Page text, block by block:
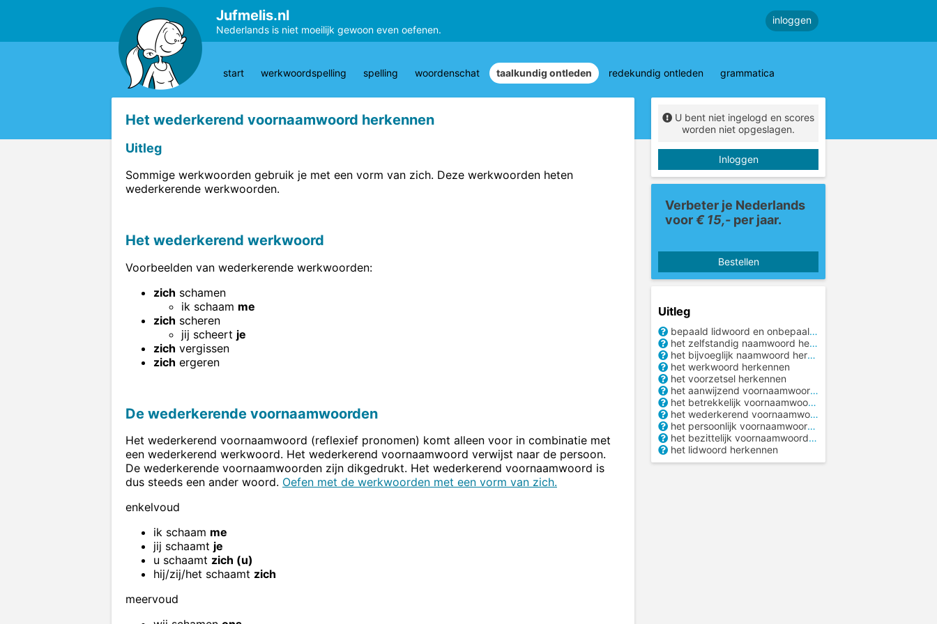
Jufmelis.nl
Nederlands is niet moeilijk gewoon even oefenen.
inloggen
start werkwoordspelling spelling woordenschat taalkundig ontleden redekundig ontleden grammatica
Het wederkerend voornaamwoord herkennen
Uitleg
Sommige werkwoorden gebruik je met een vorm van zich. Deze werkwoorden heten
wederkerende werkwoorden.
Het wederkerend werkwoord
Voorbeelden van wederkerende werkwoorden:
zich schamen
ik schaam me
zich scheren
jij scheert je
zich vergissen
zich ergeren
De wederkerende voornaamwoorden
Het wederkerend voornaamwoord (reflexief pronomen) komt alleen voor in combinatie met
een wederkerend werkwoord. Het wederkerend voornaamwoord verwijst naar de persoon.
De wederkerende voornaamwoorden zijn dikgedrukt. Het wederkerend voornaamwoord is
dus steeds een ander woord. Oefen met de werkwoorden met een vorm van zich.
enkelvoud
ik schaam me
jij schaamt je
u schaamt zich (u)
hij/zij/het schaamt zich
meervoud
U bent niet ingelogd en scores
worden niet opgeslagen.
Inloggen
Verbeter je Nederlands
voor€ 15,- per jaar.
Bestellen
Uitleg
bepaald lidwoord en onbepaald lidwoord
het zelfstandig naamwoord herkennen
het bijvoeglijk naamwoord herkennen
het werkwoord herkennen
het voorzetsel herkennen
het aanwijzend voornaamwoord herkennen
het betrekkelijk voornaamwoord herkennen
het wederkerend voornaamwoord herkennen
het persoonlijk voornaamwoord herkennen
het bezittelijk voornaamwoord herkennen
het lidwoord herkennen